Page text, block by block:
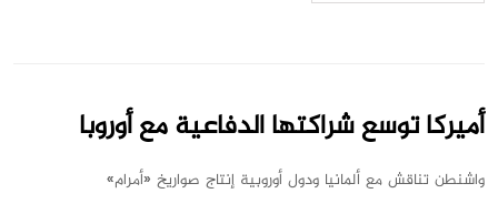
أميركا توسع شراكتها الدفاعية مع أوروبا
واشنطن تناقش مع ألمانيا ودول أوروبية إنتاج صواريخ «أمرام»